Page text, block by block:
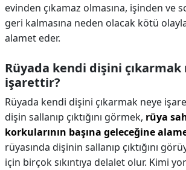
evinden çıkamaz olmasına, işinden ve
geri kalmasına neden olacak kötü
alamet eder.
Rüyada kendi dişini çıkarmak
işarettir?
Rüyada kendi dişini çıkarmak neye
dişin sallanıp çıktığını görmek, rüya
korkularının başına geleceğine
rüyasında dişinin sallanıp çıktığını
için birçok sıkıntıya delalet olur. Kimi